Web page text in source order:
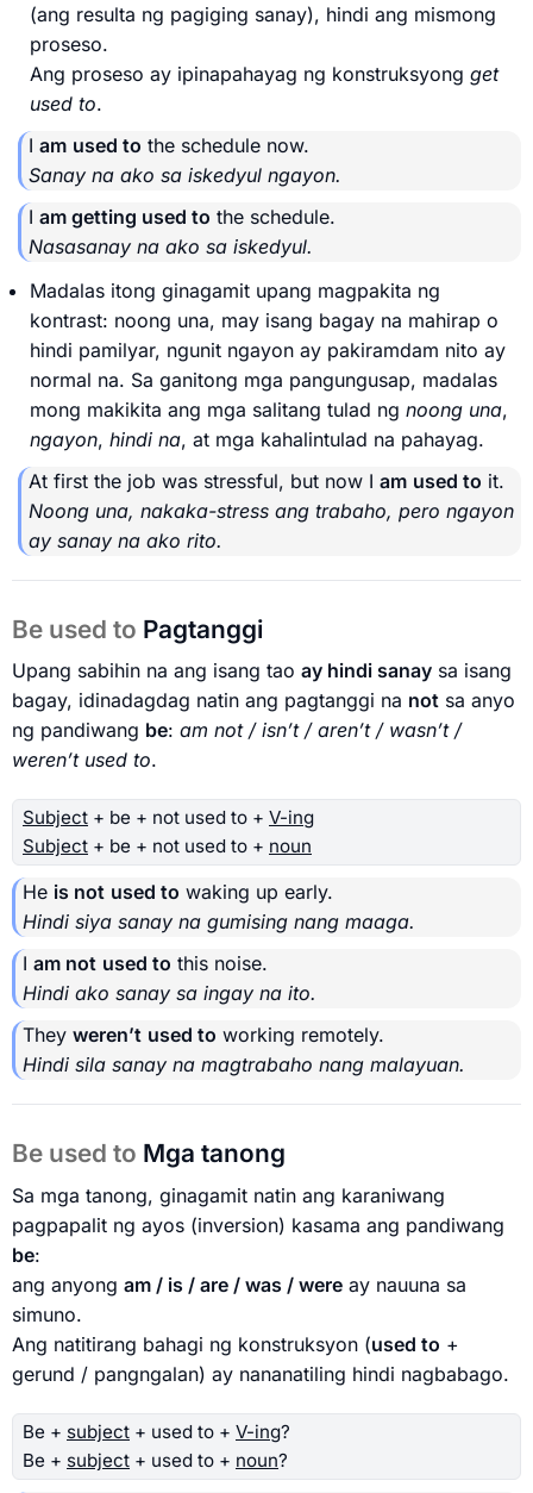
(ang resulta ng pagiging sanay), hindi ang mismong
proseso.
Ang proseso ay ipinapahayag ng konstruksyong get
used to.
I am used to the schedule now.
Sanay na ako sa iskedyul ngayon.
I am getting used to the schedule.
Nasasanay na ako sa iskedyul.
Madalas itong ginagamit upang magpakita ng
kontrast: noong una, may isang bagay na mahirap o
hindi pamilyar, ngunit ngayon ay pakiramdam nito ay
normal na. Sa ganitong mga pangungusap, madalas
mong makikita ang mga salitang tulad ng noong una,
ngayon, hindi na, at mga kahalintulad na pahayag.
At first the job was stressful, but now I am used to it.
Noong una, nakaka-stress ang trabaho, pero ngayon
ay sanay na ako rito.
Be used to Pagtanggi
Upang sabihin na ang isang tao ay hindi sanay sa isang
bagay, idinadagdag natin ang pagtanggi na not sa anyo
ng pandiwang be: am not / isn’t / aren’t / wasn’t /
weren’t used to.
Subject + be + not used to + V-ing
Subject + be + not used to + noun
He is not used to waking up early.
Hindi siya sanay na gumising nang maaga.
I am not used to this noise.
Hindi ako sanay sa ingay na ito.
They weren’t used to working remotely.
Hindi sila sanay na magtrabaho nang malayuan.
Be used to Mga tanong
Sa mga tanong, ginagamit natin ang karaniwang
pagpapalit ng ayos (inversion) kasama ang pandiwang
be:
ang anyong am / is / are / was / were ay nauuna sa
simuno.
Ang natitirang bahagi ng konstruksyon (used to +
gerund / pangngalan) ay nananatiling hindi nagbabago.
Be + subject + used to + V-ing?
Be + subject + used to + noun?